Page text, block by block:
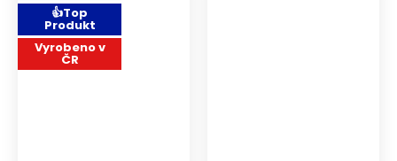
👍Top
Produkt
Vyrobeno v
ČR